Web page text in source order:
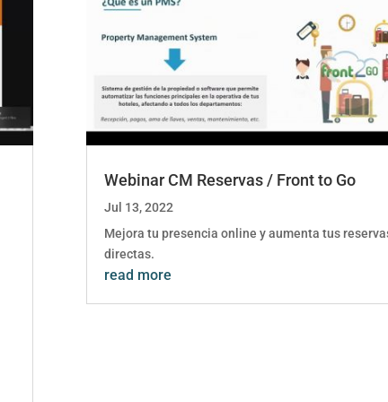
Webinar CM Reservas / Front to Go
Jul 13, 2022
Mejora tu presencia online y aumenta tus
directas.
read more